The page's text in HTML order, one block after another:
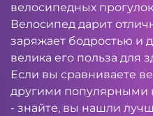
велосипедных
Велосипед дарит
заряжает бодростью и
велика его польза для
Если вы сравниваете
другими популярными
- знайте, вы нашли